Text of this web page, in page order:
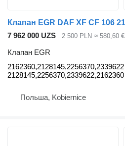
7 962 000 UZS 2 500 PLN ≈ 580,60 €
Клапан EGR
2162360,2128145,2256370,2339622
2128145,2256370,2339622,2162360
Польша, Kobiernice